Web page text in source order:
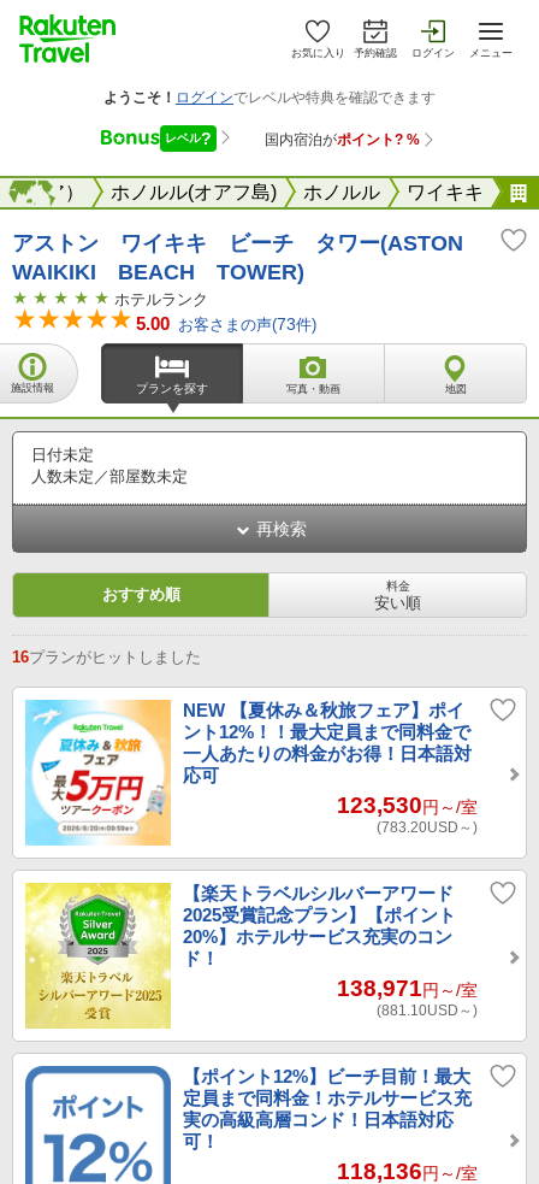
お気に入り 予約確認 ログイン メニュー
シア） ホノルル(オアフ島) ホノルル ワイキキ
海外
アストン ワイキキ ビーチ タワー(ASTON
WAIKIKI BEACH TOWER)
ホテルランク
5.00 お客さまの声(73件)
施設情報 プランを探す 写真・動画 地図
日付未定
人数未定／部屋数未定
再検索
おすすめ順 料金
安い順
16プランがヒットしました
NEW 【夏休み＆秋旅フェア】ポイ
ント12%！！最大定員まで同料金で
一人あたりの料金がお得！日本語対
応可
123,530円～/室
(783.20USD～)
【楽天トラベルシルバーアワード
2025受賞記念プラン】【ポイント
20%】ホテルサービス充実のコン
ド！
138,971円～/室
(881.10USD～)
【ポイント12%】ビーチ目前！最大
定員まで同料金！ホテルサービス充
実の高級高層コンド！日本語対応
可！
118,136円～/室